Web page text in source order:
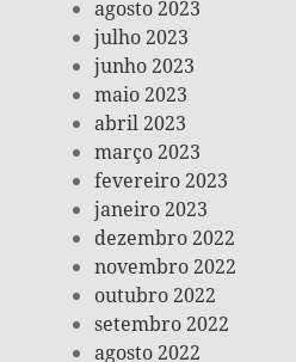
agosto 2023
julho 2023
junho 2023
maio 2023
abril 2023
março 2023
fevereiro 2023
janeiro 2023
dezembro 2022
novembro 2022
outubro 2022
setembro 2022
agosto 2022